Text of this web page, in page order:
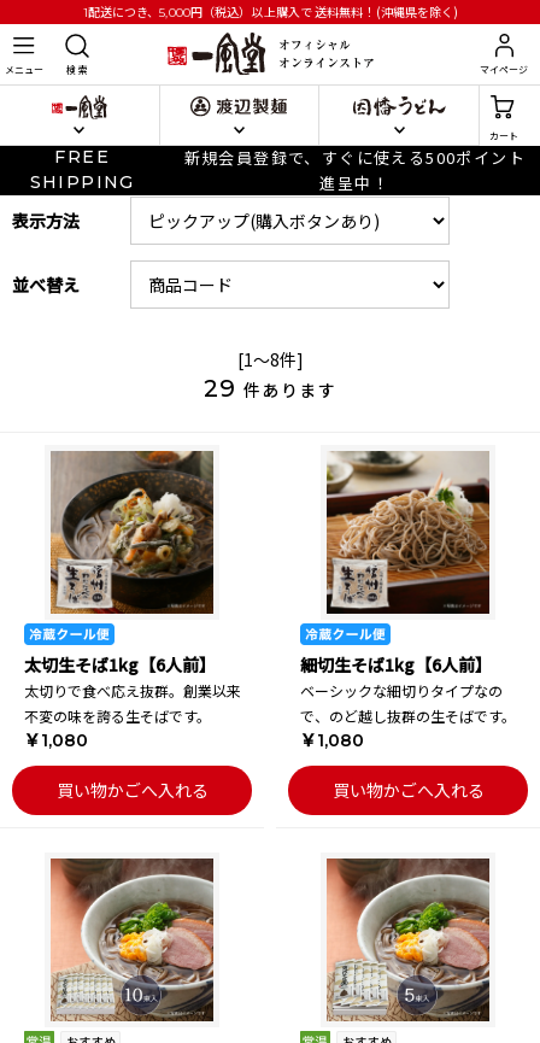
1配送につき、5,000円 （税込）以上購入で送料無料！(沖縄県を除く)
メニュー 検 索 マイページ
カート
FREE
SHIPPING
新規会員登録で、すぐに使える500ポイント
進呈中！
表示方法
並べ替え
[1～8件]
29 件あります
太切生そば1kg【6人前】
太切りで食べ応え抜群。創業以来
不変の味を誇る生そばです。
￥1,080
買い物かごへ入れる
細切生そば1kg【6人前】
ベーシックな細切りタイプなの
で、のど越し抜群の生そばです。
￥1,080
買い物かごへ入れる